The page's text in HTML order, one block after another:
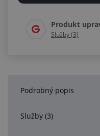
Produkt
Služby (3)
Podrobný popis
Služby (3)